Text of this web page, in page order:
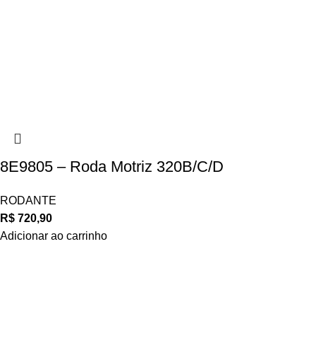
8E9805 – Roda Motriz 320B/C/D
RODANTE
R$ 720,90
Adicionar ao carrinho